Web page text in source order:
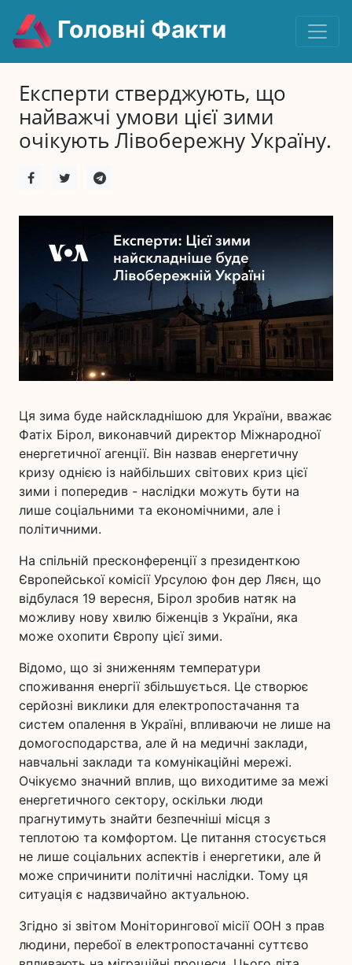
Головні Факти
Експерти стверджують, що
найважчі умови цієї зими
очікують Лівобережну Україну.
Ця зима буде найскладнішою для України, вважає
Фатіх Бірол, виконавчий директор Міжнародної
енергетичної агенції. Він назвав енергетичну
кризу однією із найбільших світових криз цієї
зими і попередив - наслідки можуть бути на
лише соціальними та економічними, але і
політичними.
На спільній пресконференції з президенткою
Європейської комісії Урсулою фон дер Ляєн, що
відбулася 19 вересня, Бірол зробив натяк на
можливу нову хвилю біженців з України, яка
може охопити Європу цієї зими.
Відомо, що зі зниженням температури
споживання енергії збільшується. Це створює
серйозні виклики для електропостачання та
систем опалення в Україні, впливаючи не лише на
домогосподарства, але й на медичні заклади,
навчальні заклади та комунікаційні мережі.
Очікуємо значний вплив, що виходитиме за межі
енергетичного сектору, оскільки люди
прагнутимуть знайти безпечніші місця з
теплотою та комфортом. Це питання стосується
не лише соціальних аспектів і енергетики, але й
може спричинити політичні наслідки. Тому ця
ситуація є надзвичайно актуальною.
Згідно зі звітом Моніторингової місії ООН з прав
людини, перебої в електропостачанні суттєво